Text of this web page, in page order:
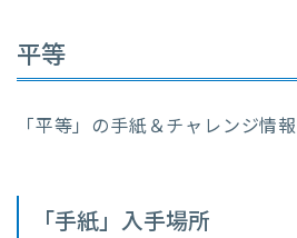
平等
「平等」の手紙＆チャレンジ情
「手紙」入手場所